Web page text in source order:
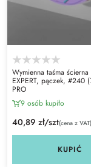
Wymienna taśma
EXPERT, pączek, #240
PRO
9 osób kupiło
40,89 zł/szt(cena z VAT)
KUPIĆ